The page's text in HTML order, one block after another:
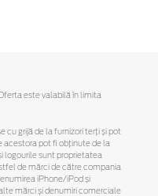
este valabilă în limita
cu grijă de la furnizori terți și pot
acestora pot fi obținute de la
logourile sunt proprietatea
de mărci de către compania
iPhone/iPod și
mărci și denumiri comerciale